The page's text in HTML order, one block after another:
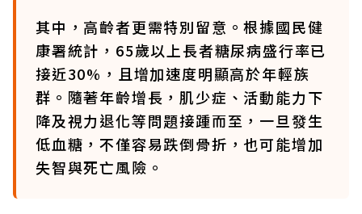
其中，高齡者更需特別留意。根據國民健
康署統計，65歲以上長者糖尿病盛行率已
接近30%，且增加速度明顯高於年輕族
群。隨著年齡增長，肌少症、活動能力下
降及視力退化等問題接踵而至，一旦發生
低血糖，不僅容易跌倒骨折，也可能增加
失智與死亡風險。